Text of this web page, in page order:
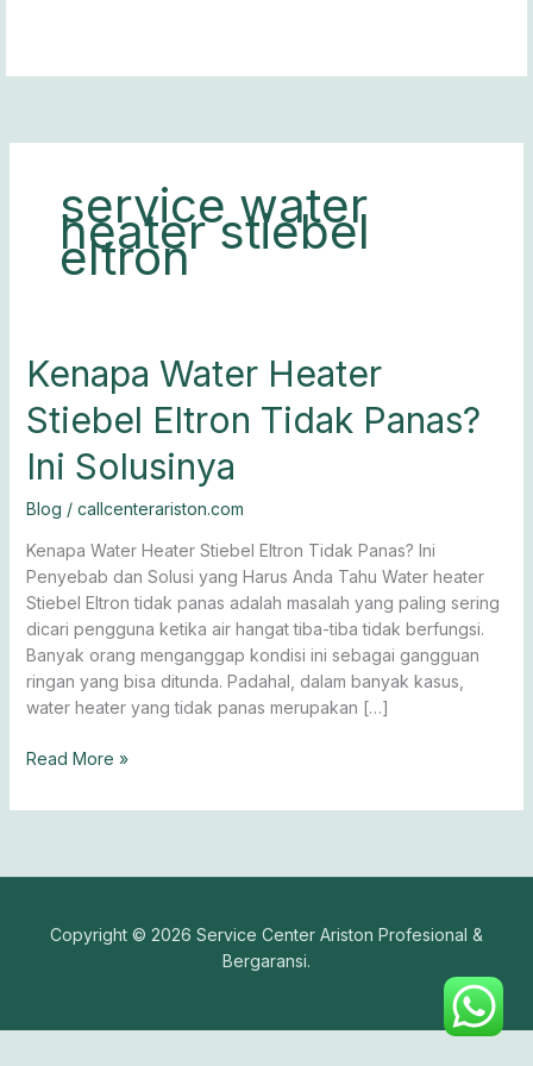
service water
heater stiebel
eltron
Kenapa Water Heater
Stiebel Eltron Tidak Panas?
Ini Solusinya
Blog / callcenterariston.com
Kenapa Water Heater Stiebel Eltron Tidak Panas? Ini
Penyebab dan Solusi yang Harus Anda Tahu Water heater
Stiebel Eltron tidak panas adalah masalah yang paling sering
dicari pengguna ketika air hangat tiba-tiba tidak berfungsi.
Banyak orang menganggap kondisi ini sebagai gangguan
ringan yang bisa ditunda. Padahal, dalam banyak kasus,
water heater yang tidak panas merupakan […]
Kenapa
Water
Heater
Eltron
Panas?
Ini
Solusinya
Read More »
Copyright © 2026 Service Center Ariston Profesional &
Bergaransi.